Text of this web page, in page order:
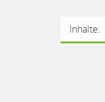
Inhalte: